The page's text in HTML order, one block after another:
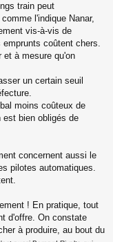
train peut
l'indique Nanar,
vis-à-vis de
coûtent chers.
et à mesure qu'on
un certain seuil
moins coûteux de
est bien obligés de
concernent aussi le
pilotes automatiques.
! En pratique, tout
d'offre. On constate
à produire, au bout du